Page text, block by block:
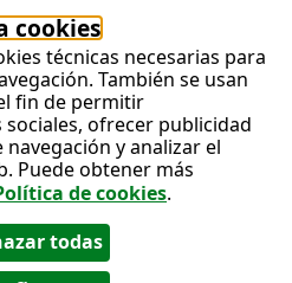
cookies
técnicas necesarias para
También se usan
fin de permitir
ofrecer publicidad
y analizar el
Puede obtener más
de cookies.